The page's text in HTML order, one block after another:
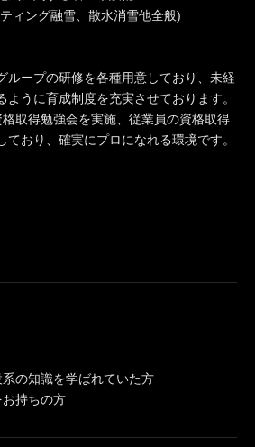
ィング融雪、散水消雪他全般)
ループの研修を各種用意しており、未経
うに育成制度を充実させております。
取得勉強会を実施、従業員の資格取得
ており、確実にプロになれる環境です。
の知識を学ばれていた方
持ちの方